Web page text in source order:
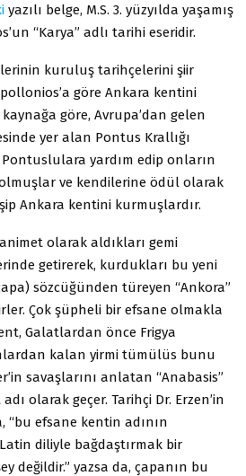
yazılı belge, M.S. 3. yüzyılda yaşamış
“Karya” adlı tarihi eseridir.
kuruluş tarihçelerini şiir
göre Ankara kentini
göre, Avrupa’dan gelen
yer alan Pontus Krallığı
Pontuslulara yardım edip onların
ve kendilerine ödül olarak
Ankara kentini kurmuşlardır.
olarak aldıkları gemi
getirerek, kurdukları bu yeni
sözcüğünden türeyen “Ankora”
Çok şüpheli bir efsane olmakla
Galatlardan önce Frigya
kalan yirmi tümülüs bunu
savaşlarını anlatan “Anabasis”
olarak geçer. Tarihçi Dr. Erzen’in
“bu efsane kentin adının
diliyle bağdaştırmak bir
değildir.” yazsa da, çapanın bu